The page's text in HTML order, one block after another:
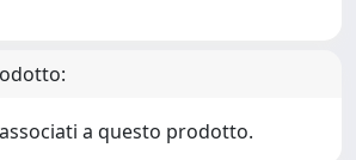
a questo prodotto.